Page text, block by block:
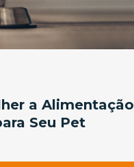
a Alimentação
Seu Pet